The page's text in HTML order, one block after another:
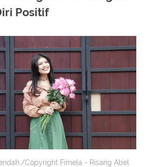
Positif
Copyright Fimela - Risang Abel